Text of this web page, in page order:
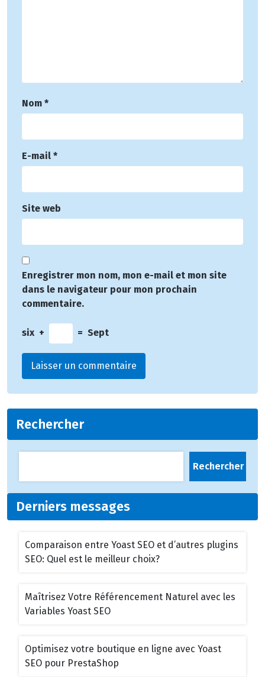
Nom *
E-mail *
Site web
Enregistrer mon nom, mon e-mail et mon site
dans le navigateur pour mon prochain
commentaire.
six + = Sept
Rechercher
Rechercher
Derniers messages
Comparaison entre Yoast SEO et d’autres plugins
SEO: Quel est le meilleur choix?
Maîtrisez Votre Référencement Naturel avec les
Variables Yoast SEO
Optimisez votre boutique en ligne avec Yoast
SEO pour PrestaShop